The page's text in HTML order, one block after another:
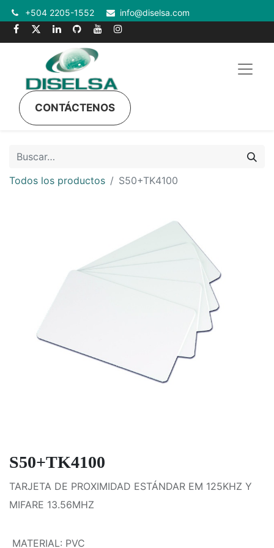
+504 2205-1552 info@diselsa.com
CONTÁCTENOS
Todos los productos S50+TK4100
S50+TK4100
TARJETA DE PROXIMIDAD ESTÁNDAR EM 125KHZ Y
MIFARE 13.56MHZ
MATERIAL: PVC